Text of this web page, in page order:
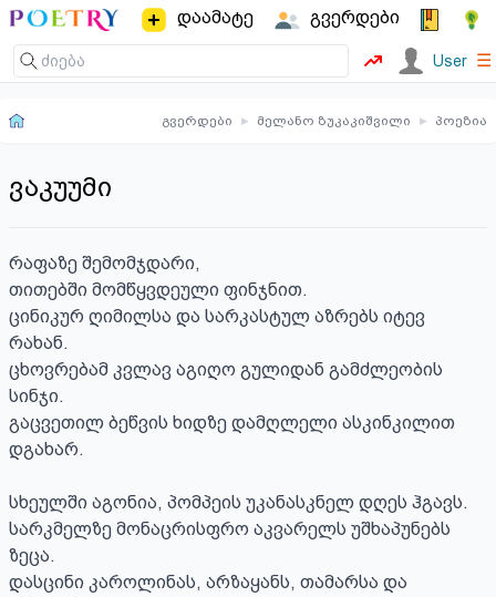
დაამატე გვერდები
User ☰
გვერდები ▸ მელანო ზუკაკიშვილი ▸ პოეზია
ვაკუუმი
რაფაზე შემომჯდარი,
თითებში მომწყვდეული ფინჯნით.
ცინიკურ ღიმილსა და სარკასტულ აზრებს იტევ
რახან.
ცხოვრებამ კვლავ აგიღო გულიდან გამძლეობის
სინჯი.
გაცვეთილ ბეწვის ხიდზე დამღლელი ასკინკილით
დგახარ.
სხეულში აგონია, პომპეის უკანასკნელ დღეს ჰგავს.
სარკმელზე მონაცრისფრო აკვარელს უშხაპუნებს
ზეცა.
დასცინი კაროლინას, არზაყანს, თამარსა და